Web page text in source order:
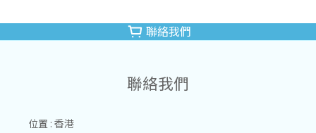
聯絡我們
聯絡我們
位置 : 香港